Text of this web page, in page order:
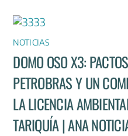
NOTICIAS
DOMO OSO X3:
PETROBRAS Y UN
LA LICENCIA
TARIQUÍA | ANA